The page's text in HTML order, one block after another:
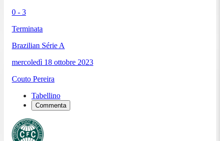
0 - 3
Terminata
Brazilian Série A
mercoledì 18 ottobre 2023
Couto Pereira
Tabellino
Commenta